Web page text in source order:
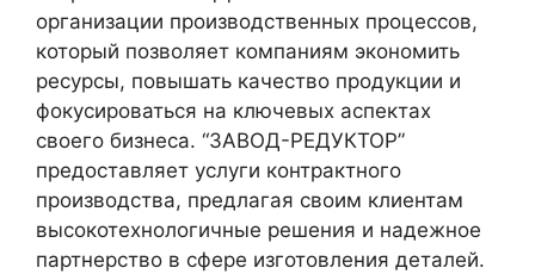
организации производственных процессов,
который позволяет компаниям экономить
ресурсы, повышать качество продукции и
фокусироваться на ключевых аспектах
своего бизнеса. “ЗАВОД-РЕДУКТОР”
предоставляет услуги контрактного
производства, предлагая своим клиентам
высокотехнологичные решения и надежное
партнерство в сфере изготовления деталей.